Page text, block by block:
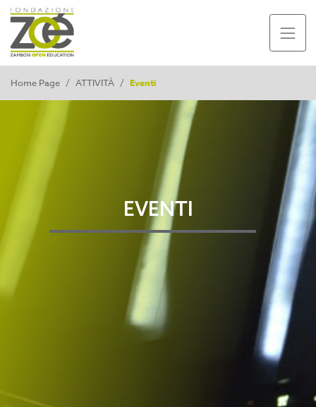
Home Page / ATTIVITÀ / Eventi
EVENTI